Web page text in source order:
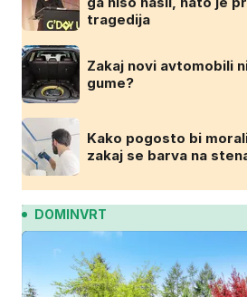
tragedija
Zakaj novi avtomobili
gume?
Kako pogosto bi
zakaj se barva na
DOMINVRT